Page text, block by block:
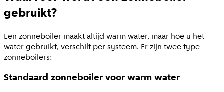
gebruikt?
Een zonneboiler maakt altijd warm water, maar hoe u het
water gebruikt, verschilt per systeem. Er zijn twee type
zonneboilers:
Standaard zonneboiler voor warm water